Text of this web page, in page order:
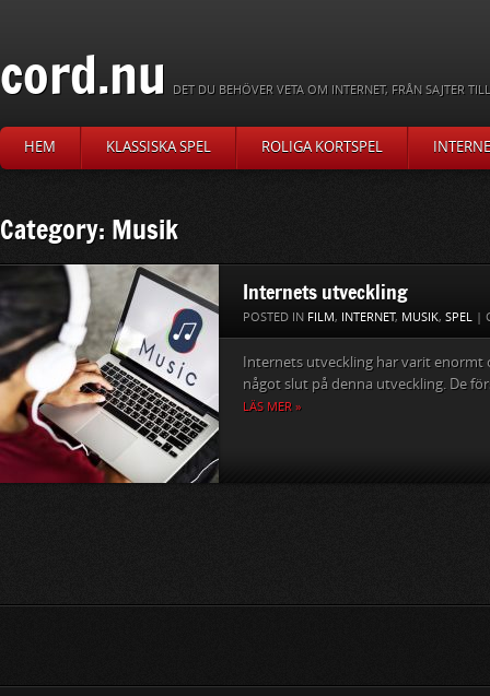
cord.nu DET DU BEHÖVER VETA OM INTERNET, FRÅN SAJTER
HEM KLASSISKA SPEL ROLIGA KORTSPEL
Category: Musik
Internets utveckling
POSTED IN FILM, INTERNET, MUSIK, SPEL |
Internets utveckling har varit
något slut på denna utveckling. De
LÄS MER »